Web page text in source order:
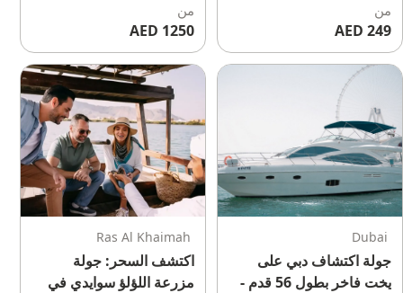
من
249 AED
كحولية وغير كحولية غير
محدودة
من
1250 AED
Dubai
جولة اكتشاف دبي على
يخت فاخر بطول 56 قدم -
Ras Al Khaimah
اكتشف السحر: جولة
مزرعة اللؤلؤ سوايدي في